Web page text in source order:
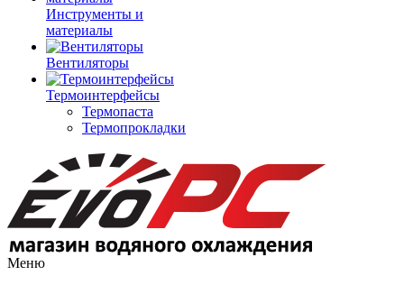
Инструменты и
материалы
Вентиляторы
Термоинтерфейсы
Термопаста
Термопрокладки
Меню